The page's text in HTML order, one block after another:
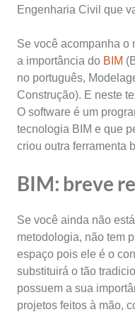
Engenharia Civil que
Se você acompanha o
a importância do BIM
no português,
Construção). E neste
O software é um
tecnologia BIM e que
criou outra ferramenta
BIM: breve
Se você ainda não
metodologia, não tem
espaço pois ele é o
substituirá o tão
possuem a sua
projetos feitos à mão,